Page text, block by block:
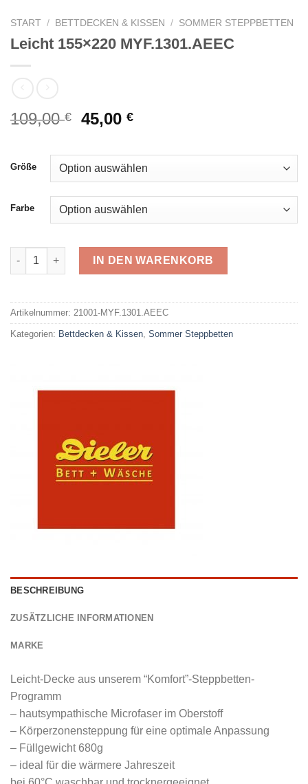
START / BETTDECKEN & KISSEN / SOMMER STEPPBETTEN
Leicht 155×220 MYF.1301.AEEC
109,00€
Ursprünglicher
war:
109,00 €
45,00€Aktueller
ist:
45,00 €.
Größe
Farbe
Leicht 155x220 MYF.1301.AEEC Menge
IN DEN WARENKORB
Artikelnummer: 21001-MYF.1301.AEEC
Kategorien: Bettdecken & Kissen Sommer Steppbetten
BESCHREIBUNG
ZUSÄTZLICHE INFORMATIONEN
MARKE
Leicht-Decke aus unserem “Komfort”-Steppbetten-
Programm
– hautsympathische Microfaser im Oberstoff
– Körperzonensteppung für eine optimale Anpassung
– Füllgewicht 680g
– ideal für die wärmere Jahreszeit